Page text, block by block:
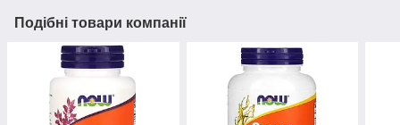
Подібні товари компанії